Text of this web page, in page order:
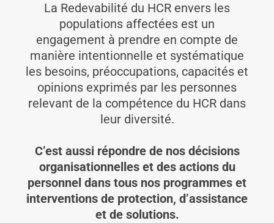
La Redevabilité du HCR envers les
populations affectées est un
engagement à prendre en compte de
manière intentionnelle et systématique
les besoins, préoccupations, capacités et
opinions exprimés par les personnes
relevant de la compétence du HCR dans
leur diversité.
C’est aussi répondre de nos décisions
organisationnelles et des actions du
personnel dans tous nos programmes et
interventions de protection, d’assistance
et de solutions.